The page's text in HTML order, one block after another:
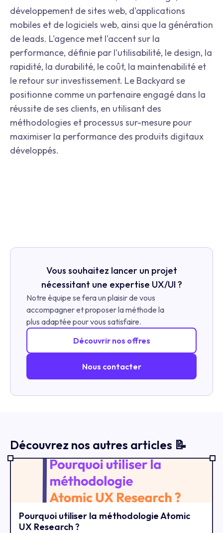
développement de sites web, d'applications
mobiles et de logiciels web, ainsi que la génération
de leads. L'agence met l'accent sur la
performance, définie par l'utilisabilité, le design, la
rapidité, la durabilité, le coût, la maintenabilité et
le retour sur investissement. Le Backyard se
positionne comme un partenaire engagé dans la
réussite de ses clients, en utilisant des
méthodologies et processus sur-mesure pour
maximiser la performance des produits digitaux
développés.
Vous souhaitez lancer un projet
nécessitant une expertise UX/UI ?
Notre équipe se fera un plaisir de vous
accompagner et proposer la méthode la
plus adaptée pour vous satisfaire.
Découvrir nos offres
Nous contacter
Découvrez nos autres articles 📝
Pourquoi utiliser la méthodologie Atomic
UX Research ?